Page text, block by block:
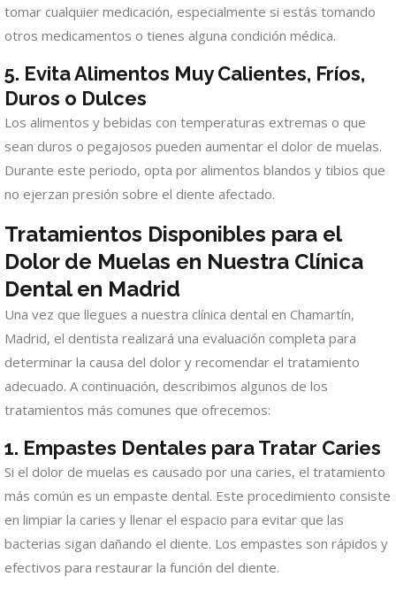
tomar cualquier medicación, especialmente si estás tomando
otros medicamentos o tienes alguna condición médica.
5. Evita Alimentos Muy Calientes, Fríos,
Duros o Dulces
Los alimentos y bebidas con temperaturas extremas o que
sean duros o pegajosos pueden aumentar el dolor de muelas.
Durante este periodo, opta por alimentos blandos y tibios que
no ejerzan presión sobre el diente afectado.
Tratamientos Disponibles para el
Dolor de Muelas en Nuestra Clínica
Dental en Madrid
Una vez que llegues a nuestra clínica dental en Chamartín,
Madrid, el dentista realizará una evaluación completa para
determinar la causa del dolor y recomendar el tratamiento
adecuado. A continuación, describimos algunos de los
tratamientos más comunes que ofrecemos:
1. Empastes Dentales para Tratar Caries
Si el dolor de muelas es causado por una caries, el tratamiento
más común es un empaste dental. Este procedimiento consiste
en limpiar la caries y llenar el espacio para evitar que las
bacterias sigan dañando el diente. Los empastes son rápidos y
efectivos para restaurar la función del diente.